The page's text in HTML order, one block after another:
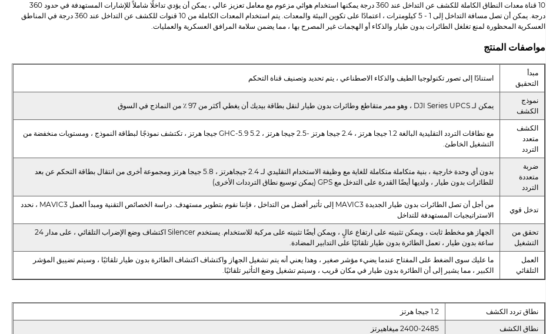
10 قناة معدات النطاق الكاملة للكشف عن التداخل عند 360 درجة يمكنها استخدام هوائي مزعوم مع معامل تعزيز عالي ، يمكن أن يؤدي تداخلًا شاملاً للإشارات المستهدفة في حدود 360
درجة. يمكن أن تصل مسافة التداخل إلى 1 - 5 كيلومترات ، اعتمادًا على تكوين البيئة والمعدات. يتم استخدام المعدات الكاملة من 10 قنوات للكشف عن التداخل عند 360 درجة في المناطق
العسكرية المحظورة لمنع تغلغل الطائرات بدون طيار والذكاء أو الهجمات غير المصرح بها ، مما يضمن سلامة المرافق العسكرية والعمليات.
مواصفات المنتج
مبدأ
التحقيق
استنادًا إلى تصور تكنولوجيا الطيف والذكاء الاصطناعي ، يتم تحديد وتصنيف قناة التحكم
نموذج
الكشف
يمكن لـ DJI Series UPCS ، وهو ممر متقاطع وطائرات بدون طيار لنقل بطاقة بيديك أن يغطي أكثر من 97 ٪ من النماذج في السوق
الكشف
متعدد
التردد
مع نطاقات التردد التقليدية البالغة 1.2 جيجا هرتز ، 2.4 جيجا هرتز -2.5 جيجا هرتز ، 5.2 GHC-5.9 جيجا هرتز ، تكتشف نموذجًا لبطاقة النموذج ، ومستويات منخفضة من
التشغيل الخاطئ.
ضربة
متعددة
التردد
بدون أي وحدة خارجية ، بنية متكاملة متكاملة للغاية مع وظيفة الاستخدام التقليدي لـ 2.4 جيجاهرتز ، 5.8 جيجا هرتز ومجموعة أخرى من انتقال بطاقة التحكم عن بعد
للطائرات بدون طيار ، ولديها أيضًا القدرة على التدخل مع GPS (يمكن توسيع نطاق الترددات الأخرى)
تدخل قوي
من أجل أن تصل الطائرات بدون طيار الجديدة MAVIC3 إلى تأثير أفضل من التداخل ، فإننا نقوم بتطوير مستهدف. دراسة الخصائص التقنية ومبدأ العمل MAVIC3 ، نحدد
الاستراتيجيات المستهدفة للتداخل
تحقق من
التشغيل
الجهاز هو مخطط ثابت ، ويمكن تثبيته على ارتفاع عالٍ ، ويمكن أيضًا تثبيته على مركبة للاستخدام. يستخدم Silencer اكتشاف وضع الإضراب التلقائي ، على مدار 24
ساعة بدون طيار ، تعمل الطائرة بدون طيار تلقائيًا على التدابير المضادة.
العمل
التلقائي
ما عليك سوى الضغط على المفتاح عندما يضيء مؤشر صغير ، وهذا يعني أنه يتم تشغيل الجهاز واكتشاف اكتشاف الطائرة بدون طيار تلقائيًا ، وسيتم تضييق المؤشر
الكبير ، مما يشير إلى أن الطائرة بدون طيار في مكان قريب ، وسيتم تشغيل وضع التأثير تلقائيًا.
نطاق تردد الكشف
1.2 جيجا هرتز
نطاق الكشف
2400-2485 ميغاهيرتز